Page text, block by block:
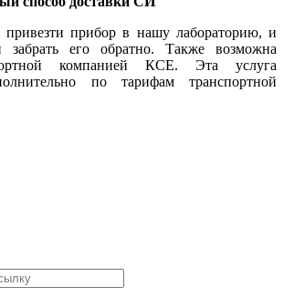
прибор в нашу лабораторию, и
забрать его обратно. Также возможна
компанией КСЕ. Эта услуга
по тарифам транспортной